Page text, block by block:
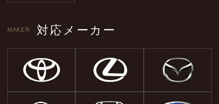
MAKER 対応メーカー